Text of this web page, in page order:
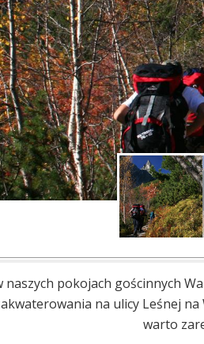
naszych pokojach gościnnych
na ulicy Leśnej
warto